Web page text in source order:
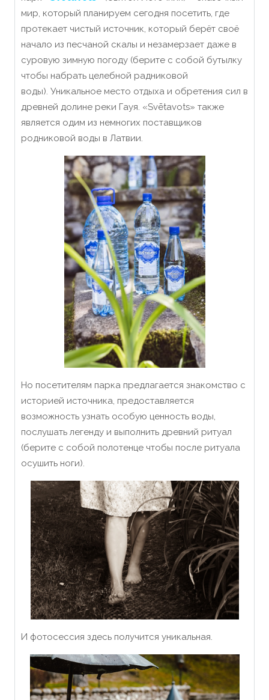
мир, который планируем сегодня посетить, где
протекает чистый источник, который берёт своё
начало из песчаной скалы и незамерзает даже в
суровую зимную погоду (берите с собой бутылку
чтобы набрать целебной радниковой
воды). Уникальное место отдыха и обретения сил в
древней долине реки Гауя. «‎Svētavots» также
является одим из немногих поставщиков
родниковой воды в Латвии.
Но посетителям парка предлагается знакомство с
историей источника, предоставляется
возможность узнать особую ценность воды,
послушать легенду и выполнить древний ритуал
(берите с собой полотенце чтобы после ритуала
осушить ноги).
И фотосессия здесь получится уникальная.